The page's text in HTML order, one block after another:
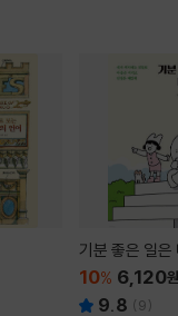
기분 좋은 일은
10% 6,120원
9.8 (9)